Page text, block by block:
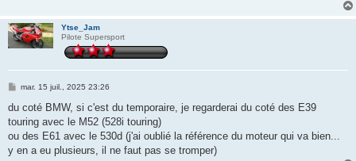
Ytse_Jam
Pilote Supersport
M
s
a
g
mar. 15 juil., 2025 23:26
du coté BMW, si c'est du temporaire, je regarderai du coté des E39
touring avec le M52 (528i touring)
ou des E61 avec le 530d (j'ai oublié la référence du moteur qui va bien...
y en a eu plusieurs, il ne faut pas se tromper)